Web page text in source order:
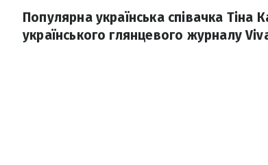
Популярна українська співачка
українського глянцевого журналу